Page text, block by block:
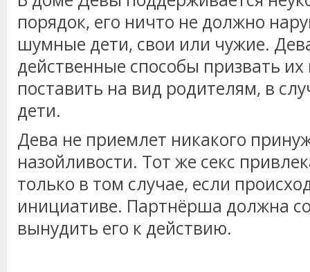
порядок, его ничто не должно
шумные дети, свои или чужие.
действенные способы призвать
поставить на вид родителям, в
дети.
Дева не приемлет никакого
назойливости. Тот же секс
только в том случае, если
инициативе. Партнёрша должна
вынудить его к действию.